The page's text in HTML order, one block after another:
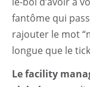
fantôme qui
rajouter le mot
longue que le
Le facility